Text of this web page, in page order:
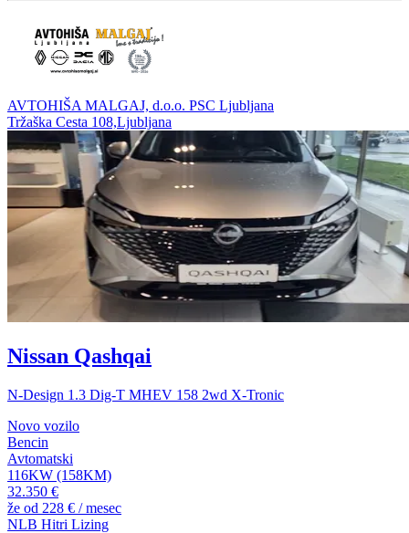
AVTOHIŠA MALGAJ, d.o.o. PSC Ljubljana
Tržaška Cesta 108,Ljubljana
Nissan Qashqai
N-Design 1.3 Dig-T MHEV 158 2wd X-Tronic
Novo vozilo
Bencin
Avtomatski
116KW (158KM)
32.350 €
že od 228 € / mesec
NLB Hitri Lizing